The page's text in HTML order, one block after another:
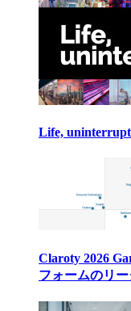
Life,
Claroty 2026
フォームのリ